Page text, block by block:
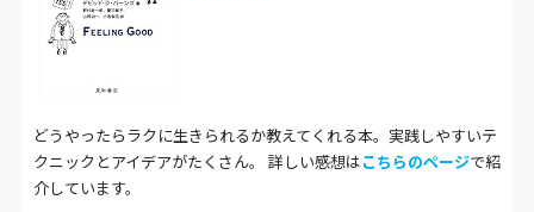
どうやったらラクに生きられるか教えてくれる本。実践しやすいテ
クニックとアイデアがたくさん。 詳しい感想はこちらのページで紹
介しています。